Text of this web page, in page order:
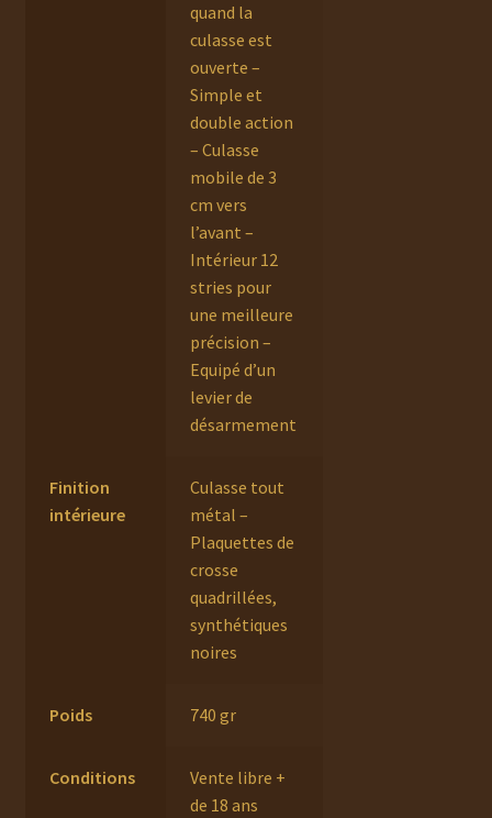
quand la
culasse est
ouverte –
Simple et
double action
– Culasse
mobile de 3
cm vers
l’avant –
Intérieur 12
stries pour
une meilleure
précision –
Equipé d’un
levier de
désarmement
Finition
intérieure
Culasse tout
métal –
Plaquettes de
crosse
quadrillées,
synthétiques
noires
Poids 740 gr
Conditions
Vente libre +
de 18 ans